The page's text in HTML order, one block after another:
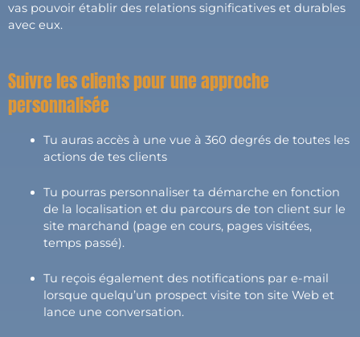
vas pouvoir établir des relations significatives et durables
avec eux.
Suivre les clients pour une approche
personnalisée
Tu auras accès à une vue à 360 degrés de toutes les
actions de tes clients
Tu pourras personnaliser ta démarche en fonction
de la localisation et du parcours de ton client sur le
site marchand (page en cours, pages visitées,
temps passé).
Tu reçois également des notifications par e-mail
lorsque quelqu’un prospect visite ton site Web et
lance une conversation.